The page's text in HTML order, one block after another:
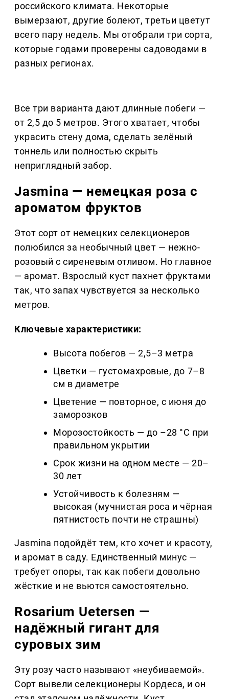
российского климата. Некоторые
вымерзают, другие болеют, третьи цветут
всего пару недель. Мы отобрали три сорта,
которые годами проверены садоводами в
разных регионах.
Все три варианта дают длинные побеги —
от 2,5 до 5 метров. Этого хватает, чтобы
украсить стену дома, сделать зелёный
тоннель или полностью скрыть
неприглядный забор.
Jasmina — немецкая роза с
ароматом фруктов
Этот сорт от немецких селекционеров
полюбился за необычный цвет — нежно-
розовый с сиреневым отливом. Но главное
— аромат. Взрослый куст пахнет фруктами
так, что запах чувствуется за несколько
метров.
Ключевые характеристики:
Высота побегов — 2,5–3 метра
Цветки — густомахровые, до 7–8
см в диаметре
Цветение — повторное, с июня до
заморозков
Морозостойкость — до –28 °C при
правильном укрытии
Срок жизни на одном месте — 20–
30 лет
Устойчивость к болезням —
высокая (мучнистая роса и чёрная
пятнистость почти не страшны)
Jasmina подойдёт тем, кто хочет и красоту,
и аромат в саду. Единственный минус —
требует опоры, так как побеги довольно
жёсткие и не вьются самостоятельно.
Rosarium Uetersen —
надёжный гигант для
суровых зим
Эту розу часто называют «неубиваемой».
Сорт вывели селекционеры Кордеса, и он